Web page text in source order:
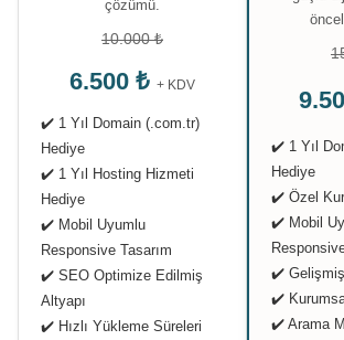
çözümü.
10.000 ₺
6.500 ₺ + KDV
✔️ 1 Yıl Domain (.com.tr)
Hediye
✔️ 1 Yıl Hosting Hizmeti
Hediye
✔️ Mobil Uyumlu
Responsive Tasarım
✔️ SEO Optimize Edilmiş
Altyapı
✔️ Hızlı Yükleme Süreleri
✔️ 1 Yıl
Hediye
✔️ Özel
✔️ Mobil
✔️ Gelişmiş
✔️
✔️ Arama